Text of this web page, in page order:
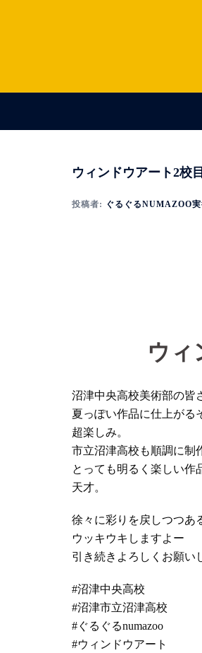
ウィンドウアート2校
投稿者: ぐるぐるNUMAZOO
ウィ
沼津中央高校美術部の皆
夏っぽい作品に仕上がる
超楽しみ。
市立沼津高校も順調に制
とっても明るく楽しい作
天才。
徐々に彩りを戻しつつあ
ウッキウキしますよー
引き続きよろしくお願い
#沼津中央高校
#沼津市立沼津高校
#ぐるぐるnumazoo
#ウィンドウアート